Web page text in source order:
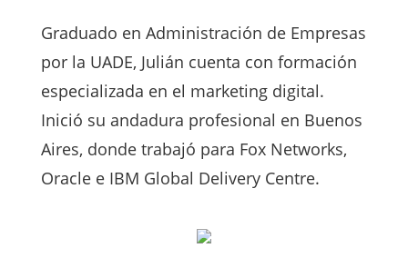
Graduado en Administración de Empresas
por la UADE, Julián cuenta con formación
especializada en el marketing digital.
Inició su andadura profesional en Buenos
Aires, donde trabajó para Fox Networks,
Oracle e IBM Global Delivery Centre.